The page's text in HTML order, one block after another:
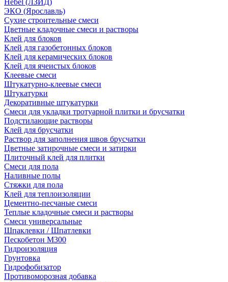
Hebel (ЛЗИД)
ЭКО (Ярославль)
Сухие строительные смеси
Цветные кладочные смеси и растворы
Клей для блоков
Клей для газобетонных блоков
Клей для керамических блоков
Клей для ячеистых блоков
Клеевые смеси
Штукатурно-клеевые смеси
Штукатурки
Декоративные штукатурки
Смеси для укладки тротуарной плитки и брусчатки
Подстилающие растворы
Клей для брусчатки
Раствор для заполнения швов брусчатки
Цветные затирочные смеси и затирки
Плиточный клей для плитки
Смеси для пола
Наливные полы
Стяжки для пола
Клей для теплоизоляции
Цементно-песчаные смеси
Теплые кладочные смеси и растворы
Смеси универсальные
Шпаклевки / Шпатлевки
Пескобетон М300
Гидроизоляция
Грунтовка
Гидрофобизатор
Противоморозная добавка